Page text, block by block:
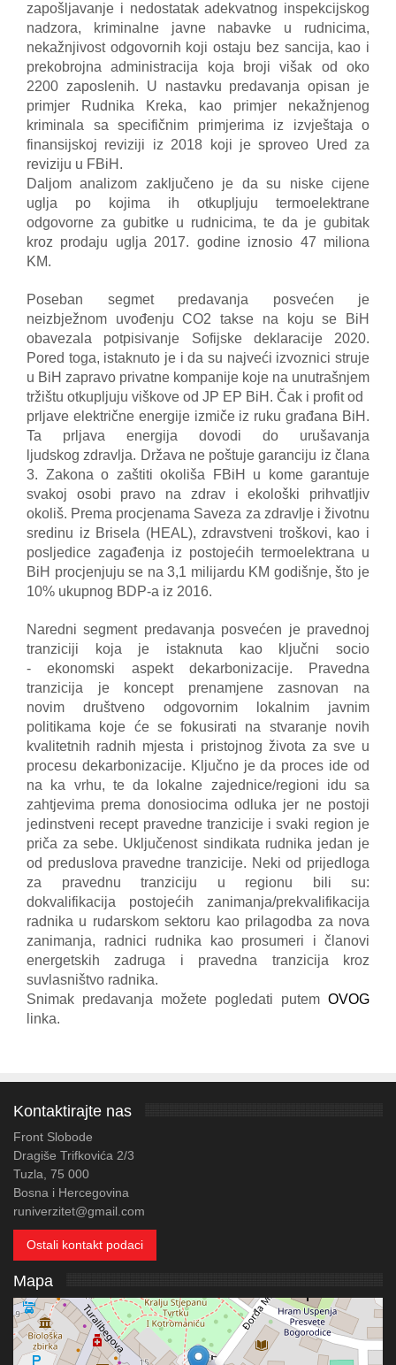
zapošljavanje i nedostatak adekvatnog inspekcijskog
nadzora, kriminalne javne nabavke u rudnicima,
nekažnjivost odgovornih koji ostaju bez sancija, kao i
prekobrojna administracija koja broji višak od oko
2200 zaposlenih. U nastavku predavanja opisan je
primjer Rudnika Kreka, kao primjer nekažnjenog
kriminala sa specifičnim primjerima iz izvještaja o
finansijskoj reviziji iz 2018 koji je sproveo Ured za
reviziju u FBiH.
Daljom analizom zaključeno je da su niske cijene
uglja po kojima ih otkupljuju termoelektrane
odgovorne za gubitke u rudnicima, te da je gubitak
kroz prodaju uglja 2017. godine iznosio 47 miliona
KM.
Poseban segmet predavanja posvećen je
neizbježnom uvođenju CO2 takse na koju se BiH
obavezala potpisivanje Sofijske deklaracije 2020.
Pored toga, istaknuto je i da su najveći izvoznici struje
u BiH zapravo privatne kompanije koje na unutrašnjem
tržištu otkupljuju viškove od JP EP BiH. Čak i profit od
prljave električne energije izmiče iz ruku građana BiH.
Ta prljava energija dovodi do urušavanja
ljudskog zdravlja. Država ne poštuje garanciju iz člana
3. Zakona o zaštiti okoliša FBiH u kome garantuje
svakoj osobi pravo na zdrav i ekološki prihvatljiv
okoliš. Prema procjenama Saveza za zdravlje i životnu
sredinu iz Brisela (HEAL), zdravstveni troškovi, kao i
posljedice zagađenja iz postojećih termoelektrana u
BiH procjenjuju se na 3,1 milijardu KM godišnje, što je
10% ukupnog BDP-a iz 2016.
Naredni segment predavanja posvećen je pravednoj
tranziciji koja je istaknuta kao ključni socio
-ekonomski aspekt dekarbonizacije. Pravedna
tranzicija je koncept prenamjene zasnovan na
novim društveno odgovornim lokalnim javnim
politikama koje će se fokusirati na stvaranje novih
kvalitetnih radnih mjesta i pristojnog života za sve u
procesu dekarbonizacije. Ključno je da proces ide od
na ka vrhu, te da lokalne zajednice/regioni idu sa
zahtjevima prema donosiocima odluka jer ne postoji
jedinstveni recept pravedne tranzicije i svaki region je
priča za sebe. Uključenost sindikata rudnika jedan je
od preduslova pravedne tranzicije. Neki od prijedloga
za pravednu tranziciju u regionu bili su:
dokvalifikacija postojećih zanimanja/prekvalifikacija
radnika u rudarskom sektoru kao prilagodba za nova
zanimanja, radnici rudnika kao prosumeri i članovi
energetskih zadruga i pravedna tranzicija kroz
suvlasništvo radnika.
Snimak predavanja možete pogledati putem OVOG
linka.
Kontaktirajte nas
Front Slobode
Dragiše Trifkovića 2/3
Tuzla, 75 000
Bosna i Hercegovina
runiverzitet@gmail.com
Ostali kontakt podaci
Mapa